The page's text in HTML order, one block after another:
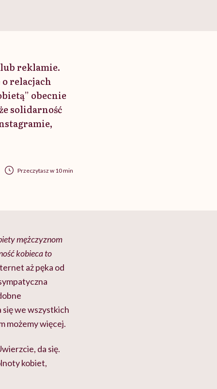
reklamie.
o relacjach
obecnie
solidarność
Przeczytasz w 10 min
mężczyznom
kobieca to
aż pęka od
się we wszystkich
możemy więcej.
da się.
kobiet,